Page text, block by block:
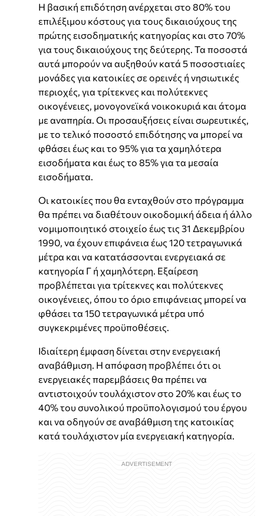
Η βασική επιδότηση ανέρχεται στο 80% του
επιλέξιμου κόστους για τους δικαιούχους της
πρώτης εισοδηματικής κατηγορίας και στο 70%
για τους δικαιούχους της δεύτερης. Τα ποσοστά
αυτά μπορούν να αυξηθούν κατά 5 ποσοστιαίες
μονάδες για κατοικίες σε ορεινές ή νησιωτικές
περιοχές, για τρίτεκνες και πολύτεκνες
οικογένειες, μονογονεϊκά νοικοκυριά και άτομα
με αναπηρία. Οι προσαυξήσεις είναι σωρευτικές,
με το τελικό ποσοστό επιδότησης να μπορεί να
φθάσει έως και το 95% για τα χαμηλότερα
εισοδήματα και έως το 85% για τα μεσαία
εισοδήματα.
Οι κατοικίες που θα ενταχθούν στο πρόγραμμα
θα πρέπει να διαθέτουν οικοδομική άδεια ή άλλο
νομιμοποιητικό στοιχείο έως τις 31 Δεκεμβρίου
1990, να έχουν επιφάνεια έως 120 τετραγωνικά
μέτρα και να κατατάσσονται ενεργειακά σε
κατηγορία Γ ή χαμηλότερη. Εξαίρεση
προβλέπεται για τρίτεκνες και πολύτεκνες
οικογένειες, όπου το όριο επιφάνειας μπορεί να
φθάσει τα 150 τετραγωνικά μέτρα υπό
συγκεκριμένες προϋποθέσεις.
Ιδιαίτερη έμφαση δίνεται στην ενεργειακή
αναβάθμιση. Η απόφαση προβλέπει ότι οι
ενεργειακές παρεμβάσεις θα πρέπει να
αντιστοιχούν τουλάχιστον στο 20% και έως το
40% του συνολικού προϋπολογισμού του έργου
και να οδηγούν σε αναβάθμιση της κατοικίας
κατά τουλάχιστον μία ενεργειακή κατηγορία.